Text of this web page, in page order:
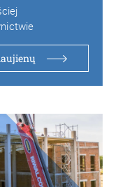
warstwowe…